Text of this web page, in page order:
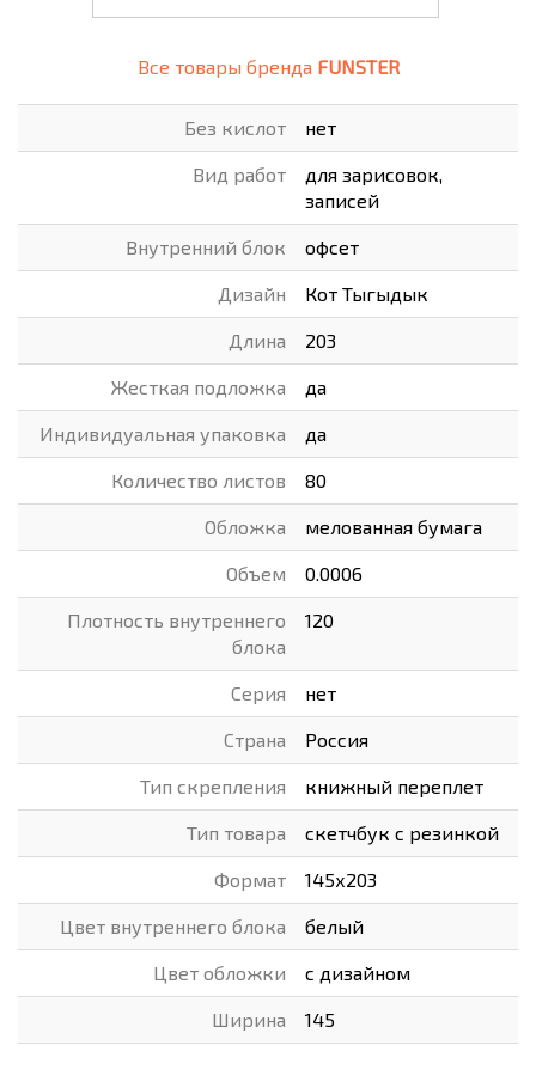
Все товары бренда FUNSTER
Без кислот нет
Вид работ
для зарисовок,
записей
Внутренний блок офсет
Дизайн Кот Тыгыдык
Длина 203
Жесткая подложка да
Индивидуальная упаковка да
Количество листов 80
Обложка мелованная бумага
Объем 0.0006
Плотность внутреннего
блока
120
Серия нет
Страна Россия
Тип скрепления книжный переплет
Тип товара скетчбук с резинкой
Формат 145х203
Цвет внутреннего блока белый
Цвет обложки с дизайном
Ширина 145